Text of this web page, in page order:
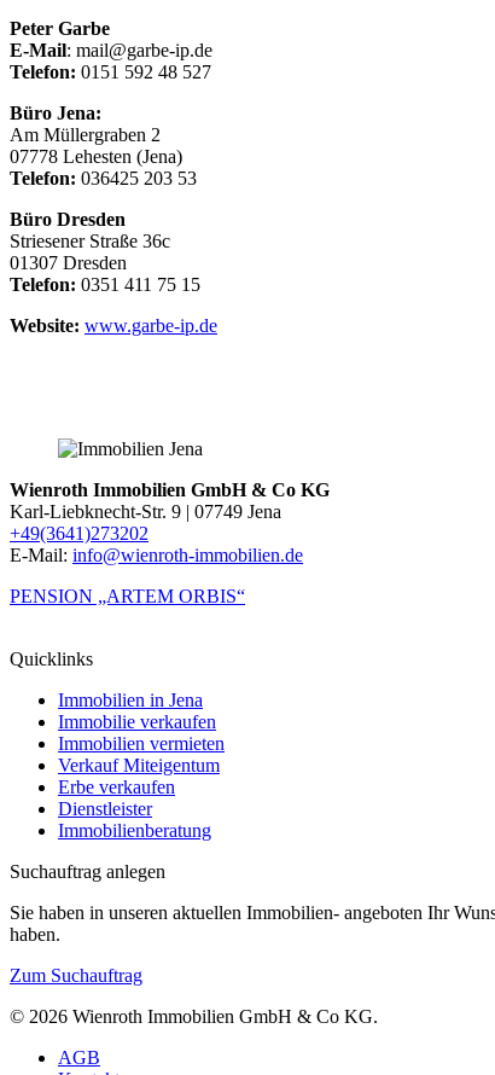
Peter Garbe
E-Mail: mail@garbe-ip.de
Telefon: 0151 592 48 527
Büro Jena:
Am Müllergraben 2
07778 Lehesten (Jena)
Telefon: 036425 203 53
Büro Dresden
Striesener Straße 36c
01307 Dresden
Telefon: 0351 411 75 15
Website: www.garbe-ip.de
Wienroth Immobilien GmbH & Co KG
Karl-Liebknecht-Str. 9 | 07749 Jena
+49(3641)273202
E-Mail: info@wienroth-immobilien.de
PENSION „ARTEM ORBIS“
Quicklinks
Immobilien in Jena
Immobilie verkaufen
Immobilien vermieten
Verkauf Miteigentum
Erbe verkaufen
Dienstleister
Immobilienberatung
Suchauftrag anlegen
Sie haben in unseren aktuellen Immobilien- angeboten Ihr
haben.
Zum Suchauftrag
© 2026 Wienroth Immobilien GmbH & Co KG.
AGB